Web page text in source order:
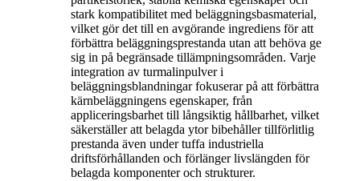
stark kompatibilitet med beläggningsbasmaterial,
vilket gör det till en avgörande ingrediens för att
förbättra beläggningsprestanda utan att behöva ge
sig in på begränsade tillämpningsområden. Varje
integration av turmalinpulver i
beläggningsblandningar fokuserar på att förbättra
kärnbeläggningens egenskaper, från
appliceringsbarhet till långsiktig hållbarhet, vilket
säkerställer att belagda ytor bibehåller tillförlitlig
prestanda även under tuffa industriella
driftsförhållanden och förlänger livslängden för
belagda komponenter och strukturer.